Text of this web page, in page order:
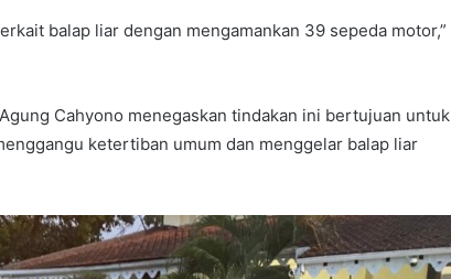
balap liar dengan mengamankan 39 sepeda motor,”
Cahyono menegaskan tindakan ini bertujuan untuk
ketertiban umum dan menggelar balap liar